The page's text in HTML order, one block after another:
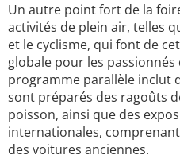
Un autre point fort de la
activités de plein air, telles
et le cyclisme, qui font de
globale pour les
programme parallèle inclut
sont préparés des ragoûts
poisson, ainsi que des
internationales,
des voitures anciennes.